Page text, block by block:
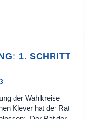
1. SCHRITT
der Wahlkreise
Klever hat der Rat